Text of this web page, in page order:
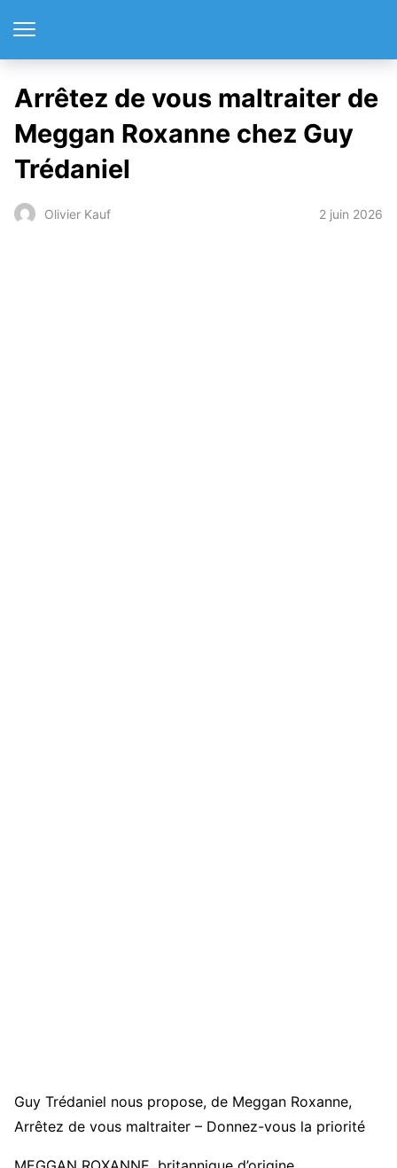
Arrêtez de vous maltraiter de
Meggan Roxanne chez Guy
Trédaniel
Olivier Kauf 2 juin 2026
Guy Trédaniel nous propose, de Meggan Roxanne,
Arrêtez de vous maltraiter – Donnez-vous la priorité